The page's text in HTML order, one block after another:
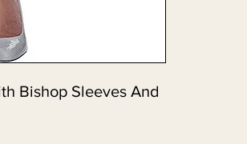
Bishop Sleeves And